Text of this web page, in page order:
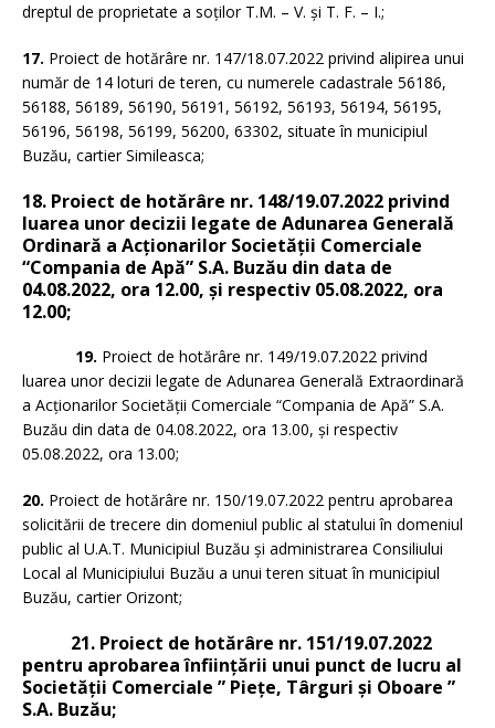
dreptul de proprietate a soților T.M. – V. și T. F. – I.;
17. Proiect de hotărâre nr. 147/18.07.2022 privind alipirea unui
număr de 14 loturi de teren, cu numerele cadastrale 56186,
56188, 56189, 56190, 56191, 56192, 56193, 56194, 56195,
56196, 56198, 56199, 56200, 63302, situate în municipiul
Buzău, cartier Simileasca;
18. Proiect de hotărâre nr. 148/19.07.2022 privind
luarea unor decizii legate de Adunarea Generală
Ordinară a Acționarilor Societății Comerciale
“Compania de Apă” S.A. Buzău din data de
04.08.2022, ora 12.00, şi respectiv 05.08.2022, ora
12.00;
19. Proiect de hotărâre nr. 149/19.07.2022 privind
luarea unor decizii legate de Adunarea Generală Extraordinară
a Acționarilor Societății Comerciale “Compania de Apă” S.A.
Buzău din data de 04.08.2022, ora 13.00, şi respectiv
05.08.2022, ora 13.00;
20. Proiect de hotărâre nr. 150/19.07.2022 pentru aprobarea
solicitării de trecere din domeniul public al statului în domeniul
public al U.A.T. Municipiul Buzău şi administrarea Consiliului
Local al Municipiului Buzău a unui teren situat în municipiul
Buzău, cartier Orizont;
21. Proiect de hotărâre nr. 151/19.07.2022
pentru aprobarea înființării unui punct de lucru al
Societăţii Comerciale ” Pieţe, Târguri şi Oboare ”
S.A. Buzău;